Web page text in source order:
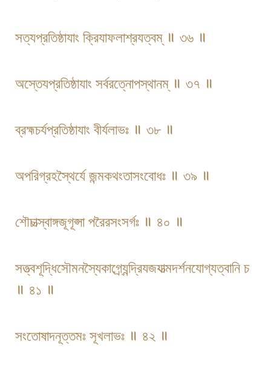
সত্যপ্রতিষ্ঠাযাং ক্রিযাফলাশ্রযত্বম্ ॥ ৩৬ ॥
অস্তেযপ্রতিষ্ঠাযাং সর্বরত্নোপস্থানম্ ॥ ৩৭ ॥
ব্রহ্মচর্যপ্রতিষ্ঠাযাং বীর্যলাভঃ ॥ ৩৮ ॥
অপরিগ্রহস্থৈর্যে জন্মকথংতাসংবোধঃ ॥ ৩৯ ॥
শৌচাত্স্বাঙ্গজূগূপ্সা পরৈরসংসর্গঃ ॥ ৪০ ॥
সত্ত্বশূদ্ধিসৌমনস্যৈ​কাগ্র্যেন্দ্রিযজযাত্ম​দর্শনযোগ্যত্বানি চ
॥ ৪১ ॥
সংতোষাদনূত্তমঃ সূখলাভঃ ॥ ৪২ ॥